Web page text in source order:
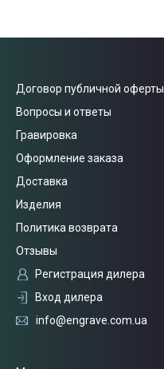
Договор публичной оферты
Вопросы и ответы
Гравировка
Оформление заказа
Доставка
Изделия
Политика возврата
Отзывы
Регистрация дилера
Вход дилера
info@engrave.com.ua